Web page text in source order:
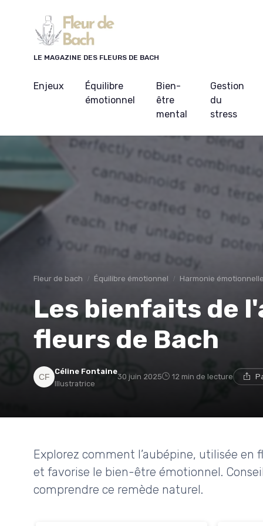
LE MAGAZINE DES FLEURS DE BACH
Enjeux
Équilibre
émotionnel
Bien-
être
mental
Gestion
du
stress
Fleur de bach Équilibre émotionnel Harmonie
Les bienfaits de
fleurs de Bach
Céline Fontaine
Illustratrice
30 juin 2025 12 min de lecture
Explorez comment l’aubépine, utilisée en
et favorise le bien-être émotionnel.
comprendre ce remède naturel.